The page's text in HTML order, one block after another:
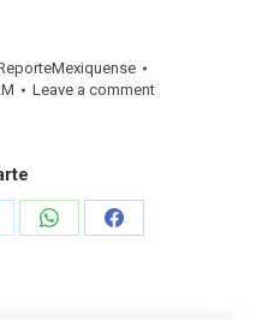
Leave a comment
Share
Share